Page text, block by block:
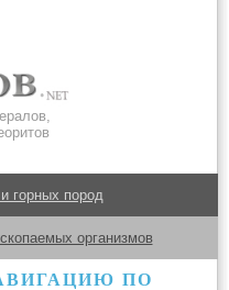
горных пород
организмов
ПО